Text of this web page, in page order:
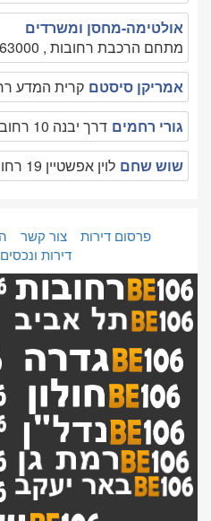
אולטימה-מחסן ומשרדים
מתחם הרכבת רחובות , 089463000
אמריקן סיסטם קרית המדע רחובות ,
גורי רחמים דרך יבנה 10 רחובות , 089471256
שוש שחם לוין אפשטיין 19 רחובות , 089361148
פרסום דירות צור קשר
דירות ונכסים